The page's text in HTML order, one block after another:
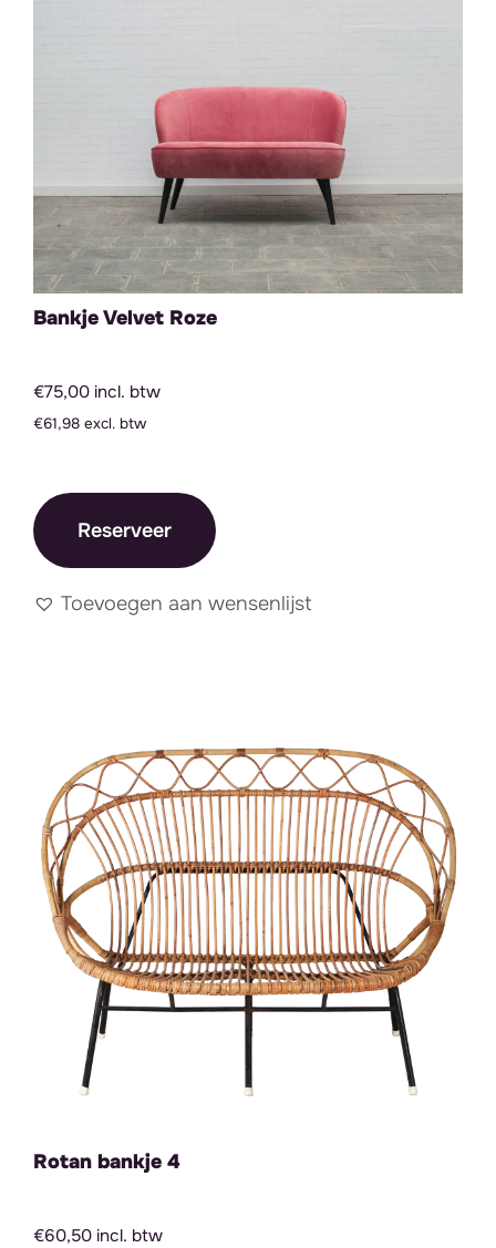
Bankje Velvet Roze
€75,00 incl. btw
€61,98 excl. btw
Reserveer
Toevoegen aan wensenlijst
Rotan bankje 4
€60,50 incl. btw